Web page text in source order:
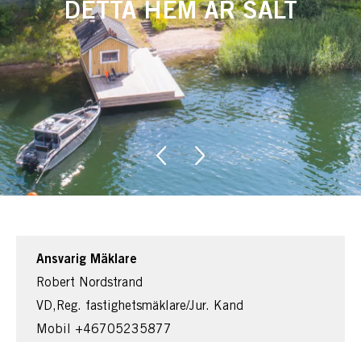
DETTA HEM ÄR SÅLT
Ansvarig Mäklare
Robert Nordstrand
VD,Reg. fastighetsmäklare/Jur. Kand
Mobil +46705235877